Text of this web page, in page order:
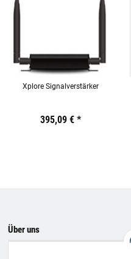
Xplore Signalverstärker
19,44 €inkl. 19% USt.
395,09 € *
Über uns